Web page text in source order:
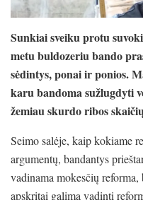
Sunkiai sveiku protu
metu buldozeriu bando
sėdintys, ponai ir ponios.
karu bandoma sužlugdyti
žemiau skurdo ribos
Seimo salėje, kaip kokiame
argumentų, bandantys
vadinama mokesčių
apskritai galima vadinti